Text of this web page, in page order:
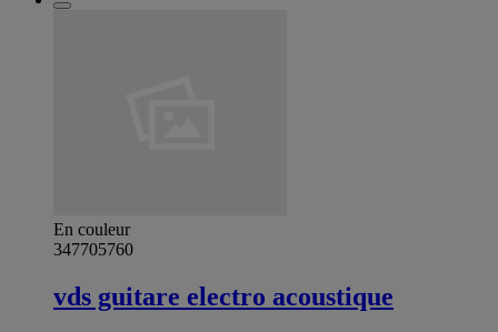
En couleur
347705760
vds guitare electro acoustique